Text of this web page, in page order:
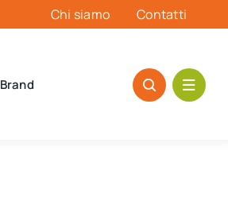
Chi siamo Contatti
Brand